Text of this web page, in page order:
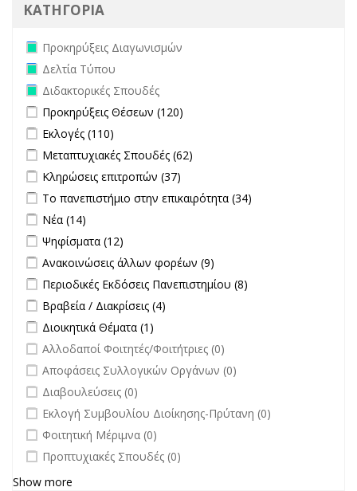
ΚΑΤΗΓΟΡΙΑ
Remove Προκηρύξεις Διαγωνισμών filter
Προκηρύξεις Διαγωνισμών
Remove Δελτία Τύπου filter
Δελτία Τύπου
Remove Διδακτορικές Σπουδές filter
Διδακτορικές Σπουδές
Apply Προκηρύξεις Θέσεων filter
Προκηρύξεις Θέσεων (120)
Apply Εκλογές filter
Εκλογές (110)
Apply Μεταπτυχιακές Σπουδές filter
Μεταπτυχιακές Σπουδές (62)
Apply Κληρώσεις επιτροπών filter
Κληρώσεις επιτροπών (37)
Apply Το πανεπιστήμιο στην επικαιρότητα filter
Το πανεπιστήμιο στην επικαιρότητα (34)
Apply Νέα filter
Νέα (14)
Apply Ψηφίσματα filter
Ψηφίσματα (12)
Apply Ανακοινώσεις άλλων φορέων filter
Ανακοινώσεις άλλων φορέων (9)
Apply Περιοδικές Εκδόσεις Πανεπιστημίου filter
Περιοδικές Εκδόσεις Πανεπιστημίου (8)
Apply Βραβεία / Διακρίσεις filter
Βραβεία / Διακρίσεις (4)
Apply Διοικητικά Θέματα filter
Διοικητικά Θέματα (1)
undefined
Αλλοδαποί Φοιτητές/Φοιτήτριες (0)
undefined
Αποφάσεις Συλλογικών Οργάνων (0)
undefined
Διαβουλεύσεις (0)
undefined
Εκλογή Συμβουλίου Διοίκησης-Πρύτανη (0)
undefined
Φοιτητική Μέριμνα (0)
undefined
Προπτυχιακές Σπουδές (0)
Show more